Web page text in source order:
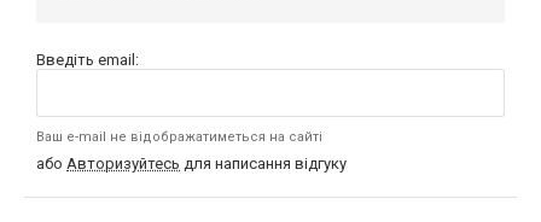
Введіть email:
Ваш e-mail не відображатиметься на сайті
або Авторизуйтесь для написання відгуку